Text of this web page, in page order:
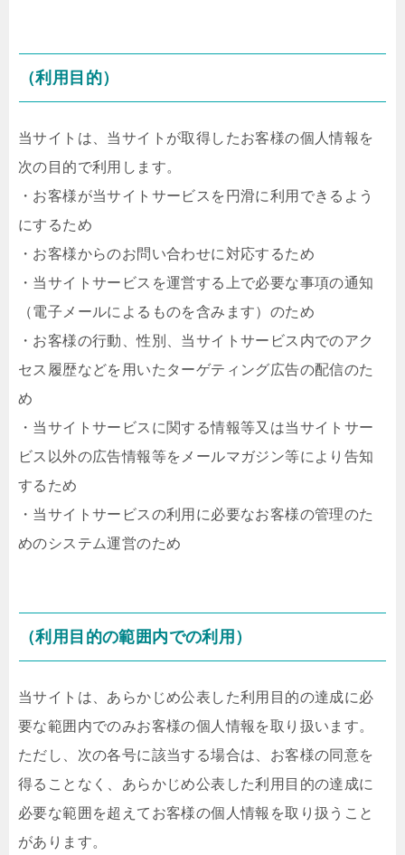
（利用目的）
当サイトは、当サイトが取得したお客様の個人情報を
次の目的で利用します。
・お客様が当サイトサービスを円滑に利用できるよう
にするため
・お客様からのお問い合わせに対応するため
・当サイトサービスを運営する上で必要な事項の通知
（電子メールによるものを含みます）のため
・お客様の行動、性別、当サイトサービス内でのアク
セス履歴などを用いたターゲティング広告の配信のた
め
・当サイトサービスに関する情報等又は当サイトサー
ビス以外の広告情報等をメールマガジン等により告知
するため
・当サイトサービスの利用に必要なお客様の管理のた
めのシステム運営のため
（利用目的の範囲内での利用）
当サイトは、あらかじめ公表した利用目的の達成に必
要な範囲内でのみお客様の個人情報を取り扱います。
ただし、次の各号に該当する場合は、お客様の同意を
得ることなく、あらかじめ公表した利用目的の達成に
必要な範囲を超えてお客様の個人情報を取り扱うこと
があります。